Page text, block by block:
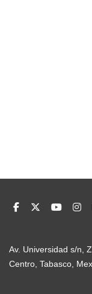
Av. Universidad s/n,
Centro, Tabasco,